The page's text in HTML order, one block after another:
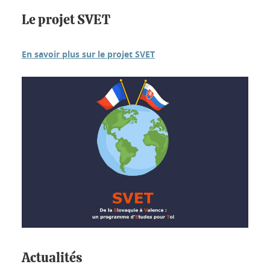
Le projet SVET
En savoir plus sur le projet SVET
Actualités